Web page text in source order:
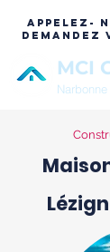
APPELEZ-
DEMANDEZ
MCI
Narbonne